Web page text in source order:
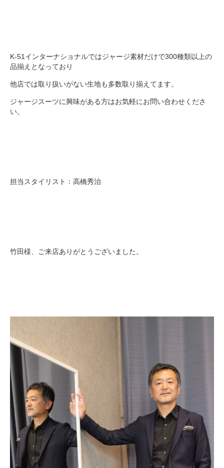
K-51インターナショナルではジャージ素材だけで300種類以上の
品揃えとなっており
他店では取り扱いがない生地も多数取り揃えてます。
ジャージスーツに興味がある方はお気軽にお問い合わせくださ
い。
担当スタイリスト：高橋秀治
竹田様、ご来店ありがとうございました。